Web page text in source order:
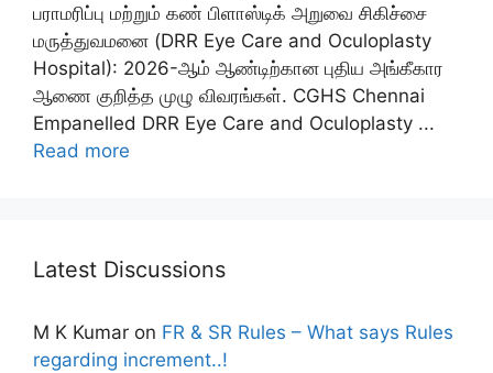
பராமரிப்பு மற்றும் கண் பிளாஸ்டிக் அறுவை சிகிச்சை
மருத்துவமனை (DRR Eye Care and Oculoplasty
Hospital): 2026-ஆம் ஆண்டிற்கான புதிய அங்கீகார
ஆணை குறித்த முழு விவரங்கள். CGHS Chennai
Empanelled DRR Eye Care and Oculoplasty ...
Read more
Latest Discussions
M K Kumar on FR & SR Rules – What says Rules
regarding increment..!